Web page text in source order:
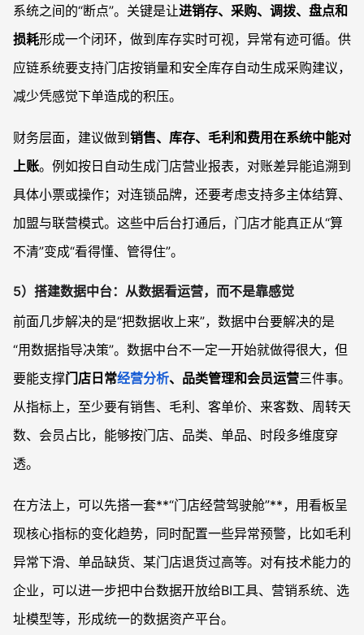
系统之间的“断点”。关键是让进销存、采购、调拨、盘点和
损耗形成一个闭环，做到库存实时可视，异常有迹可循。供
应链系统要支持门店按销量和安全库存自动生成采购建议，
减少凭感觉下单造成的积压。
财务层面，建议做到销售、库存、毛利和费用在系统中能对
上账。例如按日自动生成门店营业报表，对账差异能追溯到
具体小票或操作；对连锁品牌，还要考虑支持多主体结算、
加盟与联营模式。这些中后台打通后，门店才能真正从“算
不清”变成“看得懂、管得住”。
5）搭建数据中台：从数据看运营，而不是靠感觉
前面几步解决的是“把数据收上来”，数据中台要解决的是
“用数据指导决策”。数据中台不一定一开始就做得很大，但
要能支撑门店日常经营分析、品类管理和会员运营三件事。
从指标上，至少要有销售、毛利、客单价、来客数、周转天
数、会员占比，能够按门店、品类、单品、时段多维度穿
透。
在方法上，可以先搭一套**“门店经营驾驶舱”**，用看板呈
现核心指标的变化趋势，同时配置一些异常预警，比如毛利
异常下滑、单品缺货、某门店退货过高等。对有技术能力的
企业，可以进一步把中台数据开放给BI工具、营销系统、选
址模型等，形成统一的数据资产平台。